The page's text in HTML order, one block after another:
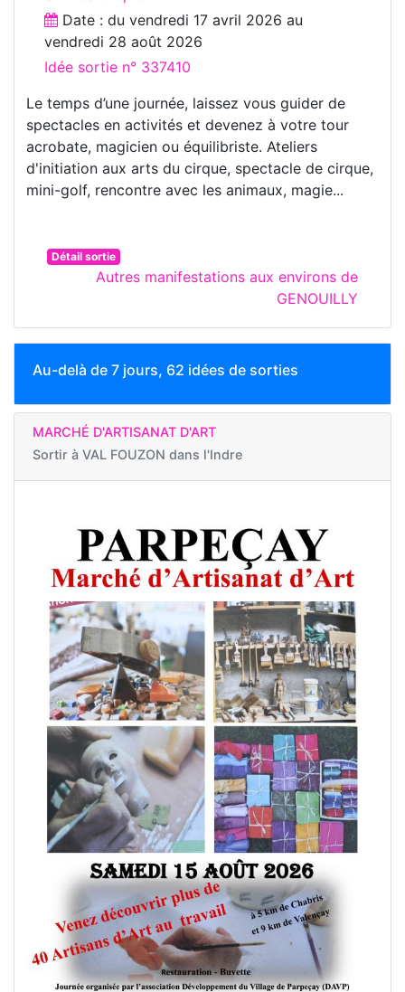
Date : du vendredi 17 avril 2026 au
vendredi 28 août 2026
Idée sortie n° 337410
Le temps d’une journée, laissez vous guider de
spectacles en activités et devenez à votre tour
acrobate, magicien ou équilibriste. Ateliers
d'initiation aux arts du cirque, spectacle de cirque,
mini-golf, rencontre avec les animaux, magie...
Détail sortie
Autres manifestations aux environs de
GENOUILLY
Au-delà de 7 jours, 62 idées de sorties
MARCHÉ D'ARTISANAT D'ART
Sortir à VAL FOUZON dans l'Indre